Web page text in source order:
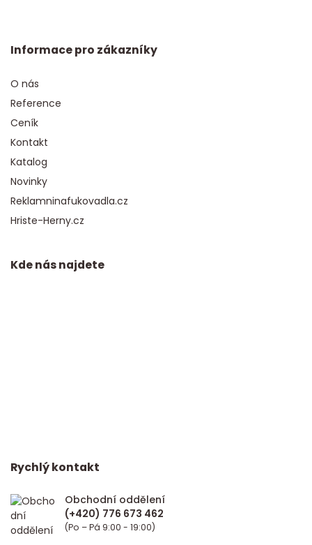
Informace pro zákazníky
O nás
Reference
Ceník
Kontakt
Katalog
Novinky
Reklamninafukovadla.cz
Hriste-Herny.cz
Kde nás najdete
Rychlý kontakt
Obchodní oddělení
(Po – Pá 9:00 - 19:00)